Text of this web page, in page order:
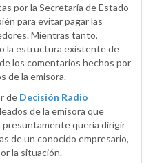
por la Secretaría de Estado
para evitar pagar las
Mientras tanto,
la estructura existente de
los comentarios hechos por
de la emisora.
de Decisión Radio
de la emisora que
quería dirigir
de un conocido empresario,
la situación.